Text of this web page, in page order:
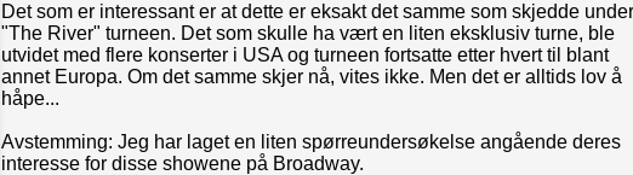
Det som er interessant er at dette er eksakt det samme som skjedde under
"The River" turneen. Det som skulle ha vært en liten eksklusiv turne, ble
utvidet med flere konserter i USA og turneen fortsatte etter hvert til blant
annet Europa. Om det samme skjer nå, vites ikke. Men det er alltids lov å
håpe...
Avstemming: Jeg har laget en liten spørreundersøkelse angående deres
interesse for disse showene på Broadway.